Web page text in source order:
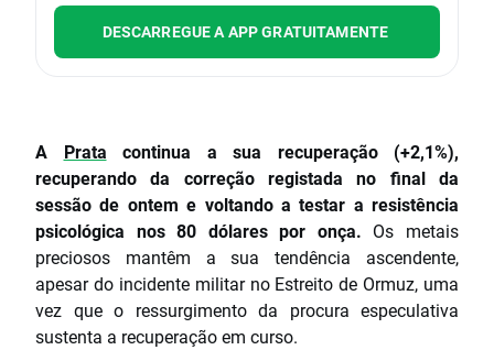
DESCARREGUE A APP GRATUITAMENTE
A Prata continua a sua recuperação (+2,1%),
recuperando da correção registada no final da
sessão de ontem e voltando a testar a resistência
psicológica nos 80 dólares por onça. Os metais
preciosos mantêm a sua tendência ascendente,
apesar do incidente militar no Estreito de Ormuz, uma
vez que o ressurgimento da procura especulativa
sustenta a recuperação em curso.